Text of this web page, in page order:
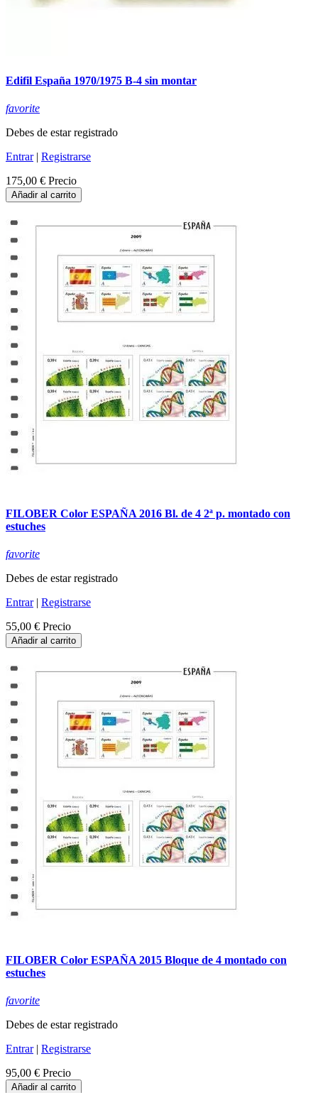
Edifil España 1970/1975 B-4 sin montar
favorite
Debes de estar registrado
Entrar| Registrarse
175,00 € Precio
Añadir al carrito
FILOBER Color ESPAÑA 2016 Bl. de 4 2ª p. montado con
estuches
favorite
Debes de estar registrado
Entrar| Registrarse
55,00 € Precio
Añadir al carrito
FILOBER Color ESPAÑA 2015 Bloque de 4 montado con
estuches
favorite
Debes de estar registrado
Entrar| Registrarse
95,00 € Precio
Añadir al carrito